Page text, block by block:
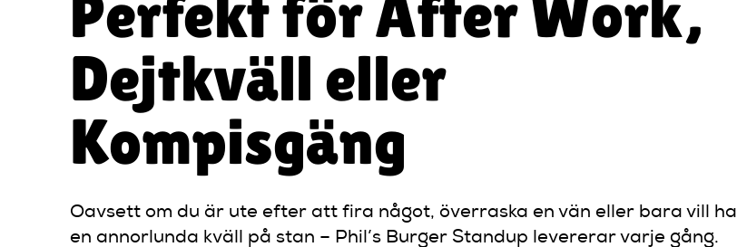
Perfekt för After Work,
Dejtkväll eller
Kompisgäng
Oavsett om du är ute efter att fira något, överraska en vän eller bara vill ha
en annorlunda kväll på stan – Phil’s Burger Standup levererar varje gång.